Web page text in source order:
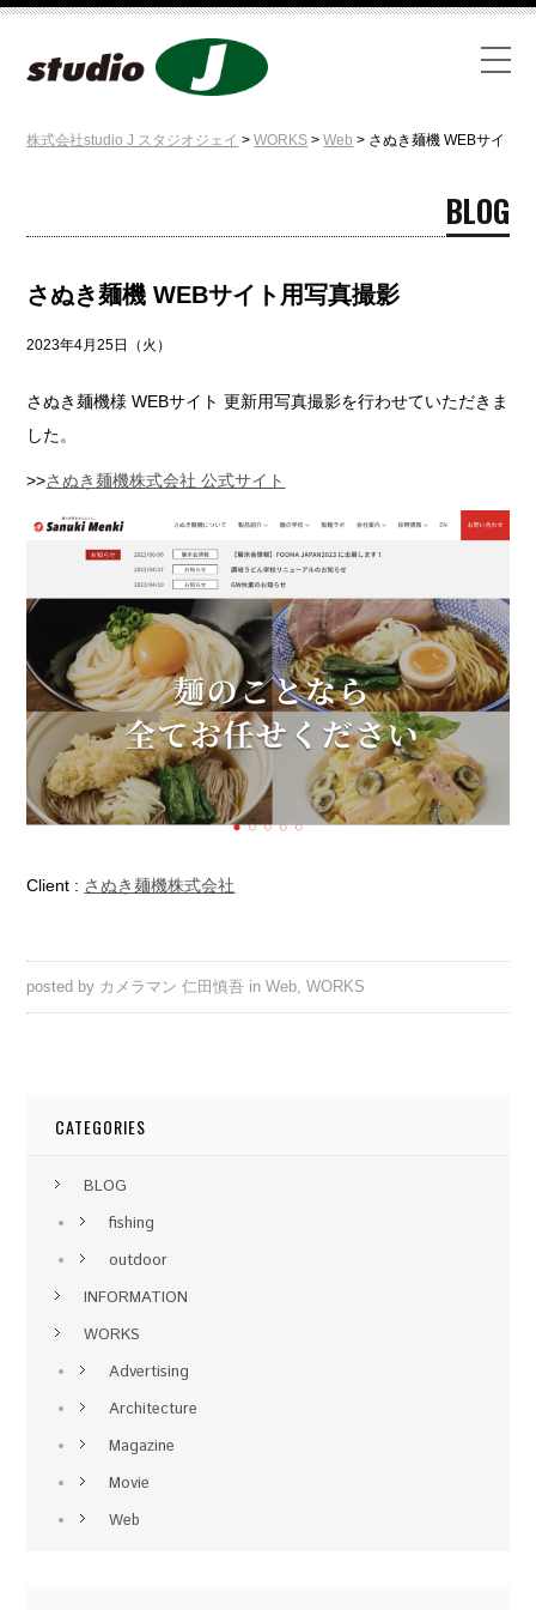
株式会社studio J スタジオジェイ >WORKS >Web > さぬき麺機 WEBサイト
BLOG
さぬき麺機 WEBサイト用写真撮影
2023年4月25日（火）
さぬき麺機様 WEBサイト 更新用写真撮影を行わせていただきま
した。
>>さぬき麺機株式会社 公式サイト
Client : さぬき麺機株式会社
posted by カメラマン 仁田慎吾 inWeb ,WORKS
CATEGORIES
BLOG
fishing
outdoor
INFORMATION
WORKS
Advertising
Architecture
Magazine
Movie
Web